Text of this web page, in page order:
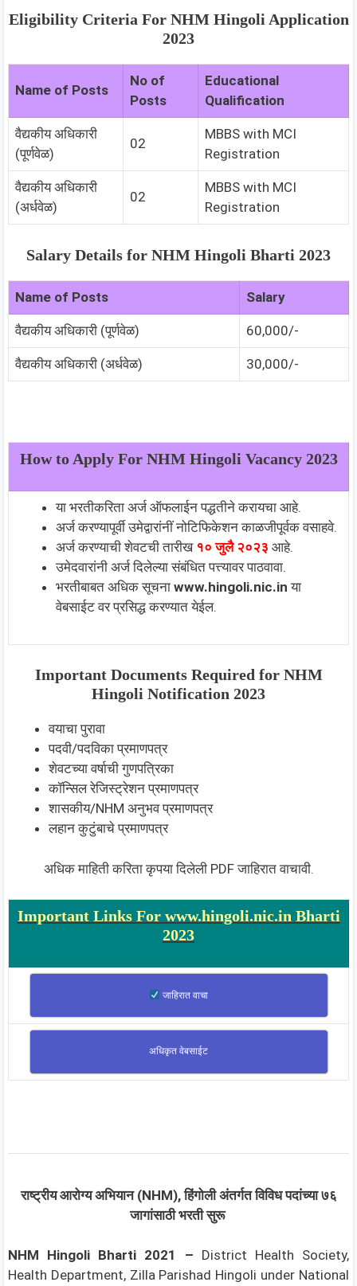
Eligibility Criteria For NHM Hingoli Application
2023
Name of Posts
No of
Posts
Educational
Qualification
वैद्यकीय अधिकारी
(पूर्णवेळ)
02
MBBS with MCI
Registration
वैद्यकीय अधिकारी
(अर्धवेळ)
02
MBBS with MCI
Registration
Salary Details for NHM Hingoli Bharti 2023
Name of Posts Salary
वैद्यकीय अधिकारी (पूर्णवेळ) 60,000/-
वैद्यकीय अधिकारी (अर्धवेळ) 30,000/-
How to Apply For NHM Hingoli Vacancy 2023
या भरतीकरिता अर्ज ऑफलाईन पद्धतीने करायचा आहे.
अर्ज करण्यापूर्वी उमेद्वारांनीं नोटिफिकेशन काळजीपूर्वक वसाहवे.
अर्ज करण्याची शेवटची तारीख १० जुलै २०२३ आहे.
उमेदवारांनी अर्ज दिलेल्या संबंधित पत्त्यावर पाठवावा.
भरतीबाबत अधिक सूचना www.hingoli.nic.inया
वेबसाईट वर प्रसिद्ध करण्यात येईल.
Important Documents Required for NHM
Hingoli Notification 2023
वयाचा पुरावा
पदवी/पदविका प्रमाणपत्र
शेवटच्या वर्षाची गुणपत्रिका
कॉन्सिल रेजिस्ट्रेशन प्रमाणपत्र
शासकीय/NHM अनुभव प्रमाणपत्र
लहान कुटुंबाचे प्रमाणपत्र
अधिक माहिती करिता कृपया दिलेली PDF जाहिरात वाचावी.
Important Links For www.hingoli.nic.in Bharti
2023
जाहिरात वाचा
अधिकृत वेबसाईट
राष्ट्रीय आरोग्य अभियान (NHM), हिंगोली अंतर्गत विविध पदांच्या ७६
जागांसाठी भरती सुरू
NHM Hingoli Bharti 2021 – District Health Society,
Health Department, Zilla Parishad Hingoli under National